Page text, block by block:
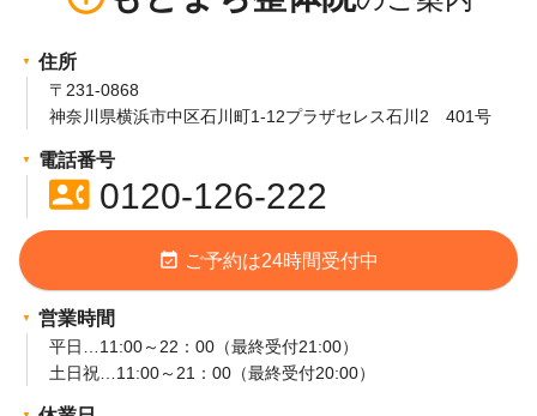
住所
〒231-0868
神奈川県横浜市中区石川町1-12プラザセレス石川2 401号
電話番号
contact_phone0120-126-222
event_available ご予約は24時間受付中
営業時間
平日…11:00～22：00（最終受付21:00）
土日祝…11:00～21：00（最終受付20:00）